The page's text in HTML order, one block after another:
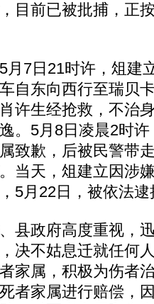
目前已被批捕，正
7日21时许，俎建
自东向西行至瑞贝
许生经抢救，不治
。5月8日凌晨2时
致歉，后被民警带
当天，俎建立因涉
5月22日，被依法逮
政府高度重视，
决不姑息迁就任何
家属，积极为伤者
者家属进行赔偿，